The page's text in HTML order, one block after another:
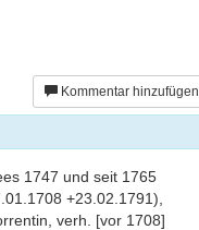
Kommentar hinzufügen
1747 und seit 1765
+23.02.1791),
verh. [vor 1708]